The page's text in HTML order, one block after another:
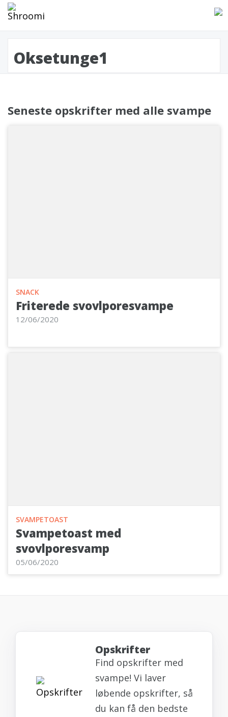
Oksetunge1
Seneste opskrifter med alle svampe
SNACK
Friterede svovlporesvampe
12/06/2020
SVAMPETOAST
Svampetoast med
svovlporesvamp
05/06/2020
Opskrifter
Find opskrifter med
svampe! Vi laver
løbende opskrifter, så
du kan få den bedste